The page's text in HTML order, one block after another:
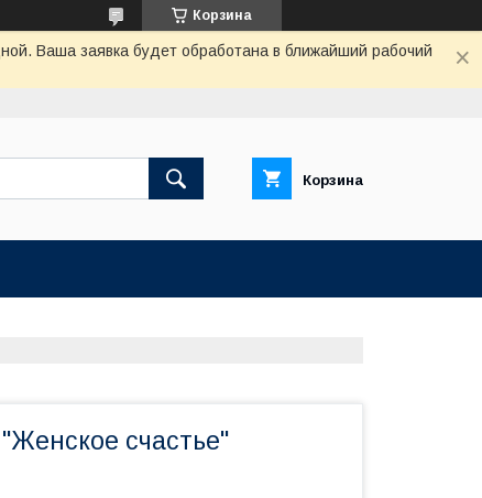
Корзина
Ваша заявка будет обработана в ближайший рабочий
Корзина
счастье"